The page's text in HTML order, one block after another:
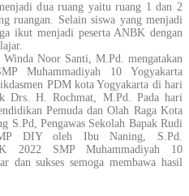
dua ruang yaitu ruang 1 dan 2
ruangan. Selain siswa yang menjadi
ikut menjadi peserta ANBK dengan
Noor Santi, M.Pd. mengatakan
Muhammadiyah 10 Yogyakarta
PDM kota Yogyakarta di hari
Drs. H. Rochmat, M.Pd. Pada hari
Pemuda dan Olah Raga Kota
S.Pd, Pengawas Sekolah Bapak Rudi
DIY oleh Ibu Naning, S.Pd.
2022 SMP Muhammadiyah 10
dan sukses semoga membawa hasil